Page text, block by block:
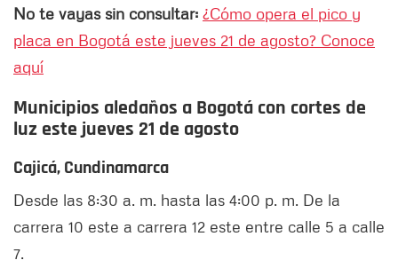
No te vayas sin consultar: ¿Cómo opera el pico y
placa en Bogotá este jueves 21 de agosto? Conoce
aquí
Municipios aledaños a Bogotá con cortes de
luz este jueves 21 de agosto
Cajicá, Cundinamarca
Desde las 8:30 a. m. hasta las 4:00 p. m. De la
carrera 10 este a carrera 12 este entre calle 5 a calle
7.